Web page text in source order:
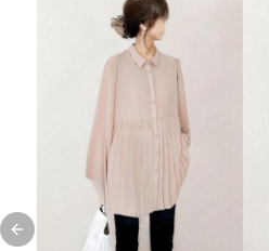
Previous slide